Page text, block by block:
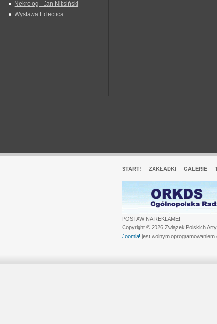
Nekrolog - Jan Niksiński
Wystawa Eclectica
START! ZAKŁADKI GALERIE
POSTAW NA REKLAMĘ!
Copyright © 2026 Związek Polskich
Joomla! jest wolnym